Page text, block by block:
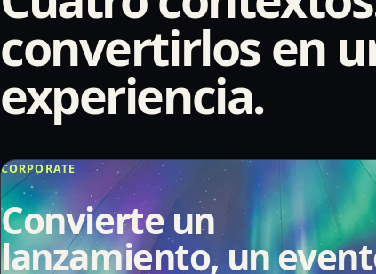
convertirlos en
experiencia.
CORPORATE
Convierte un
lanzamiento, un